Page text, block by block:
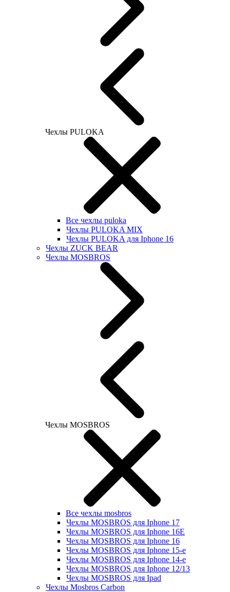
Чехлы PULOKA
Все чехлы puloka
Чехлы PULOKA MIX
Чехлы PULOKA для Iphone 16
Чехлы ZUCK BEAR
Чехлы MOSBROS
Чехлы MOSBROS
Все чехлы mosbros
Чехлы MOSBROS для Iphone 17
Чехлы MOSBROS для Iphone 16E
Чехлы MOSBROS для Iphone 16
Чехлы MOSBROS для Iphone 15-е
Чехлы MOSBROS для Iphone 14-е
Чехлы MOSBROS для Iphone 12/13
Чехлы MOSBROS для Ipad
Чехлы Mosbros Carbon